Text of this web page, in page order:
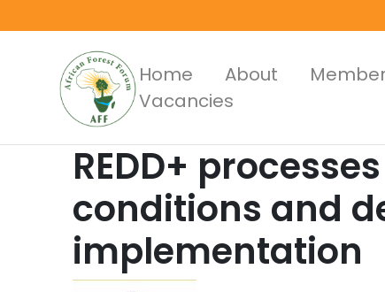
to
Main
Menus
Home About
Vacancies
REDD+
conditions and
implementation